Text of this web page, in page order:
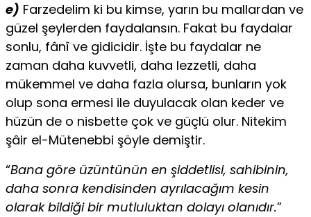
e) Farzedelim ki bu kimse, yarın bu mallardan ve
güzel şeylerden faydalansın. Fakat bu faydalar
sonlu, fânî ve gidicidir. İşte bu faydalar ne
zaman daha kuvvetli, daha lezzetli, daha
mükemmel ve daha fazla olursa, bunların yok
olup sona ermesi ile duyulacak olan keder ve
hüzün de o nisbette çok ve güçlü olur. Nitekim
şâir el-Mütenebbi şöyle demiştir.
“Bana göre üzüntünün en şiddetlisi, sahibinin,
daha sonra kendisinden ayrılacağım kesin
olarak bildiği bir mutluluktan dolayı olanıdır.”